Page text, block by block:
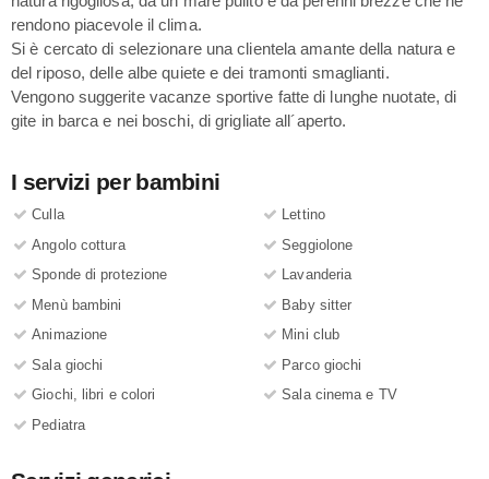
rendono piacevole il clima.
Si è cercato di selezionare una clientela amante della natura e
del riposo, delle albe quiete e dei tramonti smaglianti.
Vengono suggerite vacanze sportive fatte di lunghe nuotate, di
gite in barca e nei boschi, di grigliate all´aperto.
I servizi per bambini
Culla
Lettino
Angolo cottura
Seggiolone
Sponde di protezione
Lavanderia
Menù bambini
Baby sitter
Animazione
Mini club
Sala giochi
Parco giochi
Giochi, libri e colori
Sala cinema e TV
Pediatra